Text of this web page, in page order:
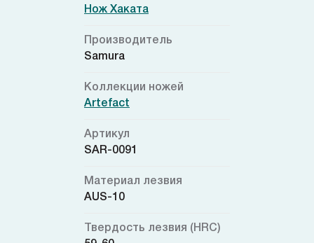
Нож Хаката
Производитель
Samura
Коллекции ножей
Artefact
Артикул
SAR-0091
Материал лезвия
AUS-10
Твердость лезвия (HRC)